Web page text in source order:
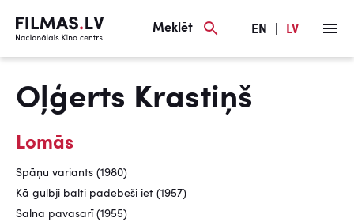
Meklēt EN LV
Oļģerts Krastiņš
Lomās
Spāņu variants (1980)
Kā gulbji balti padebeši iet (1957)
Salna pavasarī (1955)